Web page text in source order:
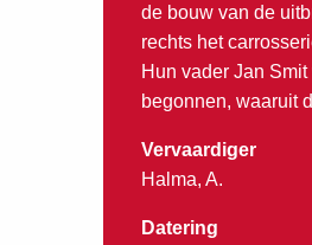
de bouw van de
rechts het
Hun vader Jan
begonnen, waaruit
Vervaardiger
Halma, A.
Datering